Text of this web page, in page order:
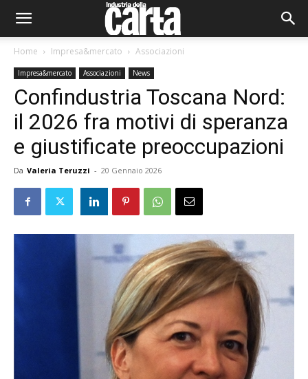
Home Impresa&mercato Associazioni
Impresa&mercato Associazioni News
Confindustria Toscana Nord:
il 2026 fra motivi di speranza
e giustificate preoccupazioni
Da Valeria Teruzzi - 20 Gennaio 2026